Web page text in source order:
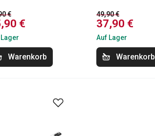
€
€
Warenkorb
49,90 €
37,90 €
Auf Lager
Warenkorb